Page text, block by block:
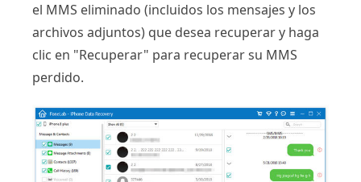
el MMS eliminado (incluidos los mensajes y los
archivos adjuntos) que desea recuperar y haga
clic en "Recuperar" para recuperar su MMS
perdido.